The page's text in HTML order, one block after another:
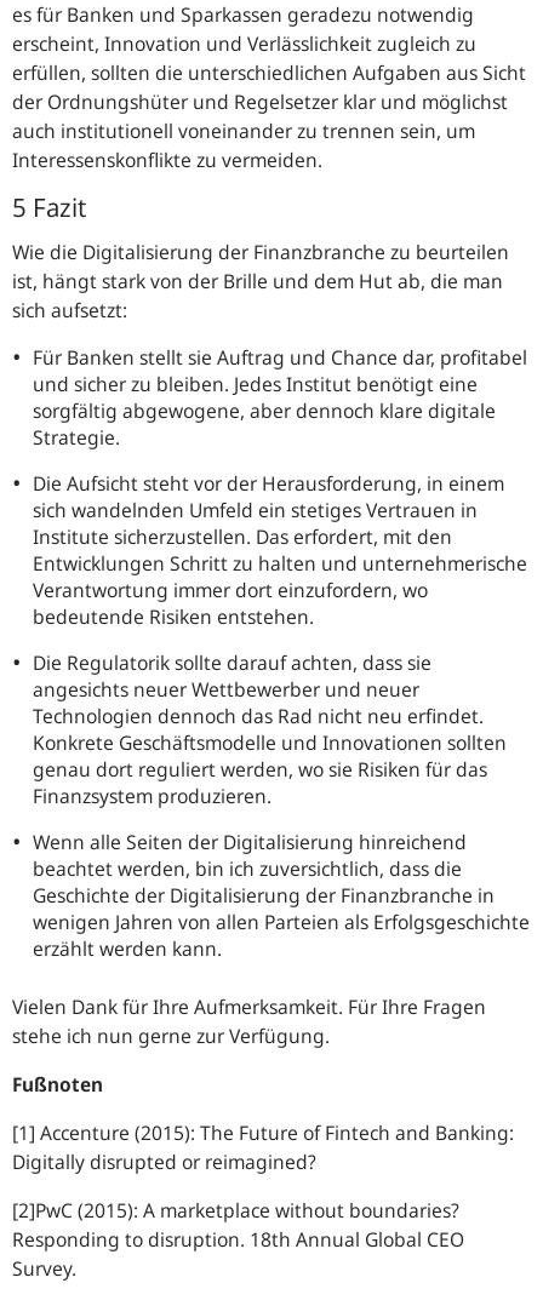
es für Banken und Sparkassen geradezu notwendig
erscheint, Innovation und Verlässlichkeit zugleich zu
erfüllen, sollten die unterschiedlichen Aufgaben aus Sicht
der Ordnungshüter und Regelsetzer klar und möglichst
auch institutionell voneinander zu trennen sein, um
Interessenskonflikte zu vermeiden.
5 Fazit
Wie die Digitalisierung der Finanzbranche zu beurteilen
ist, hängt stark von der Brille und dem Hut ab, die man
sich aufsetzt:
Für Banken stellt sie Auftrag und Chance dar, profitabel
und sicher zu bleiben. Jedes Institut benötigt eine
sorgfältig abgewogene, aber dennoch klare digitale
Strategie.
Die Aufsicht steht vor der Herausforderung, in einem
sich wandelnden Umfeld ein stetiges Vertrauen in
Institute sicherzustellen. Das erfordert, mit den
Entwicklungen Schritt zu halten und unternehmerische
Verantwortung immer dort einzufordern, wo
bedeutende Risiken entstehen.
Die Regulatorik sollte darauf achten, dass sie
angesichts neuer Wettbewerber und neuer
Technologien dennoch das Rad nicht neu erfindet.
Konkrete Geschäftsmodelle und Innovationen sollten
genau dort reguliert werden, wo sie Risiken für das
Finanzsystem produzieren.
Wenn alle Seiten der Digitalisierung hinreichend
beachtet werden, bin ich zuversichtlich, dass die
Geschichte der Digitalisierung der Finanzbranche in
wenigen Jahren von allen Parteien als Erfolgsgeschichte
erzählt werden kann.
Vielen Dank für Ihre Aufmerksamkeit. Für Ihre Fragen
stehe ich nun gerne zur Verfügung.
Fußnoten
[1] Accenture (2015): The Future of Fintech and Banking:
Digitally disrupted or reimagined?
[2]PwC (2015): A marketplace without boundaries?
Responding to disruption. 18th Annual Global CEO
Survey.